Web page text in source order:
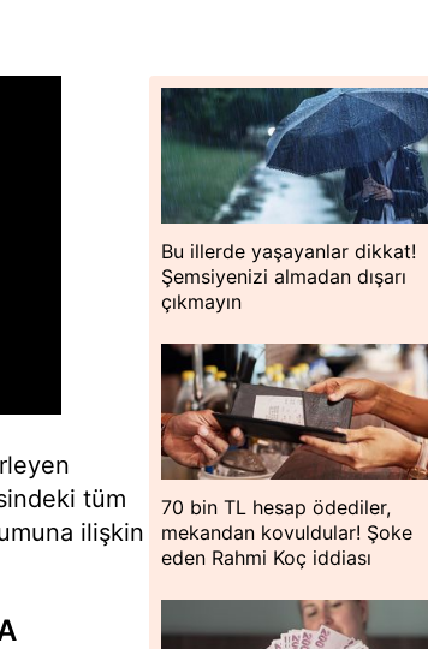
tüm
ilişkin
Bu illerde yaşayanlar dikkat!
Şemsiyenizi almadan dışarı
çıkmayın
70 bin TL hesap ödediler,
mekandan kovuldular! Şoke
eden Rahmi Koç iddiası